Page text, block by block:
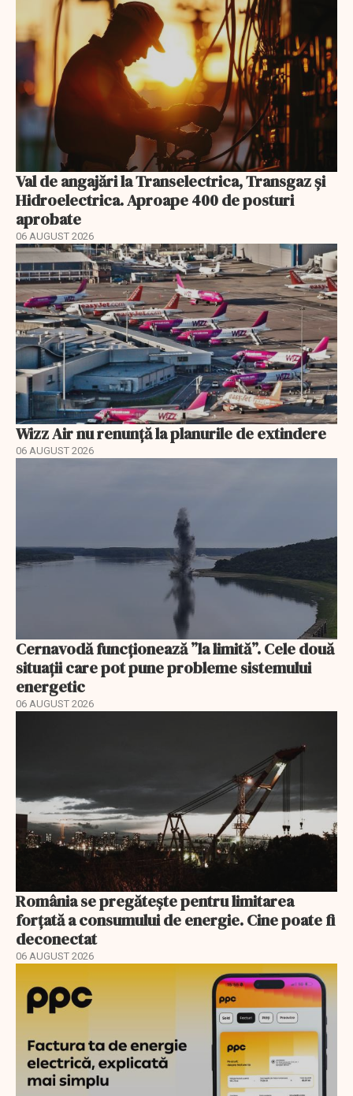
Val de angajări la Transelectrica, Transgaz și
Hidroelectrica. Aproape 400 de posturi
aprobate
06 AUGUST 2026
Wizz Air nu renunță la planurile de extindere
06 AUGUST 2026
Cernavodă funcționează ”la limită”. Cele două
situații care pot pune probleme sistemului
energetic
06 AUGUST 2026
România se pregătește pentru limitarea
forțată a consumului de energie. Cine poate fi
deconectat
06 AUGUST 2026